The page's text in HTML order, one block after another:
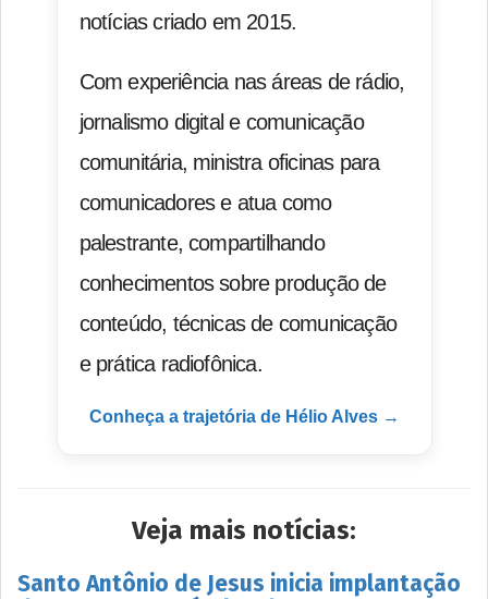
notícias criado em 2015.
Com experiência nas áreas de rádio,
jornalismo digital e comunicação
comunitária, ministra oficinas para
comunicadores e atua como
palestrante, compartilhando
conhecimentos sobre produção de
conteúdo, técnicas de comunicação
e prática radiofônica.
Conheça a trajetória de Hélio Alves →
Veja mais notícias:
Santo Antônio de Jesus inicia implantação